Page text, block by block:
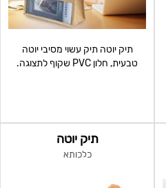
תיק יוטה תיק עשוי מסיבי יוטה
טבעית, חלון PVC שקוף לתצוגה.
תיק יוטה
כלכותא